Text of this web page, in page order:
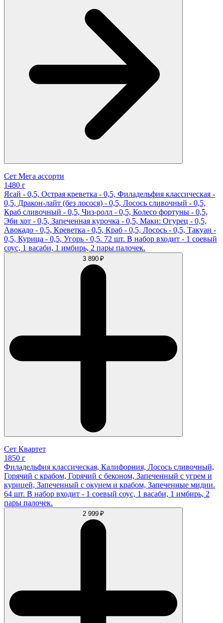
Сет Мега ассорти
1480 г
Ясай - 0,5, Острая креветка - 0,5, Филадельфия классическая -
0,5, Дракон-лайт (без лосося) - 0,5, Лосось сливочный - 0,5,
Краб сливочный - 0,5, Чиз-ролл - 0,5, Колесо фортуны - 0,5,
Эби хот - 0,5, Запеченная курочка - 0,5, Маки: Огурец - 0,5,
Авокадо - 0,5, Креветка - 0,5, Краб - 0,5, Лосось - 0,5, Такуан -
0,5, Курица - 0,5, Угорь - 0,5. 72 шт. В набор входит - 1 соевый
соус, 1 васаби, 1 имбирь, 2 пары палочек.
3 890 ₽
Сет Квартет
1850 г
Филадельфия классическая, Калифорния, Лосось сливочный,
Горячий с крабом, Горячий с беконом, Запеченный с угрем и
курицей, Запеченный с окунем и крабом, Запеченные мидии.
64 шт. В набор входит - 1 соевый соус, 1 васаби, 1 имбирь, 2
пары палочек.
2 999 ₽